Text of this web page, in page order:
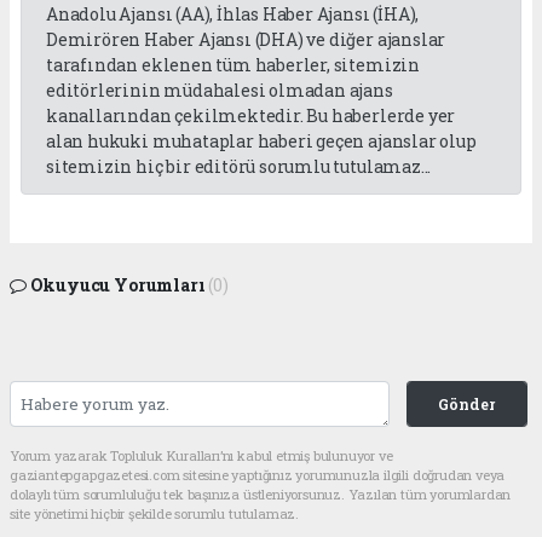
Anadolu Ajansı (AA), İhlas Haber Ajansı (İHA),
Demirören Haber Ajansı (DHA) ve diğer ajanslar
tarafından eklenen tüm haberler, sitemizin
editörlerinin müdahalesi olmadan ajans
kanallarından çekilmektedir. Bu haberlerde yer
alan hukuki muhataplar haberi geçen ajanslar olup
sitemizin hiç bir editörü sorumlu tutulamaz...
Okuyucu Yorumları (0)
Gönder
Yorum yazarak Topluluk Kuralları’nı kabul etmiş bulunuyor ve
gaziantepgapgazetesi.com sitesine yaptığınız yorumunuzla ilgili doğrudan veya
dolaylı tüm sorumluluğu tek başınıza üstleniyorsunuz. Yazılan tüm yorumlardan
site yönetimi hiçbir şekilde sorumlu tutulamaz.